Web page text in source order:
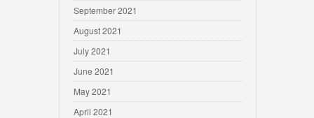
September 2021
August 2021
July 2021
June 2021
May 2021
April 2021